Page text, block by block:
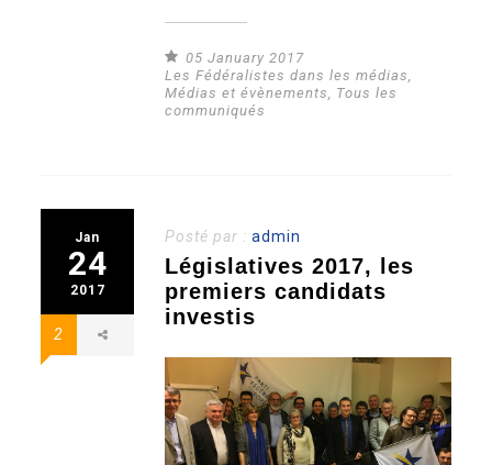
05 January 2017
Les Fédéralistes dans les médias,
Médias et évènements, Tous les
communiqués
Jan
24
2017
2
Posté par :admin
Législatives 2017, les
premiers candidats
investis